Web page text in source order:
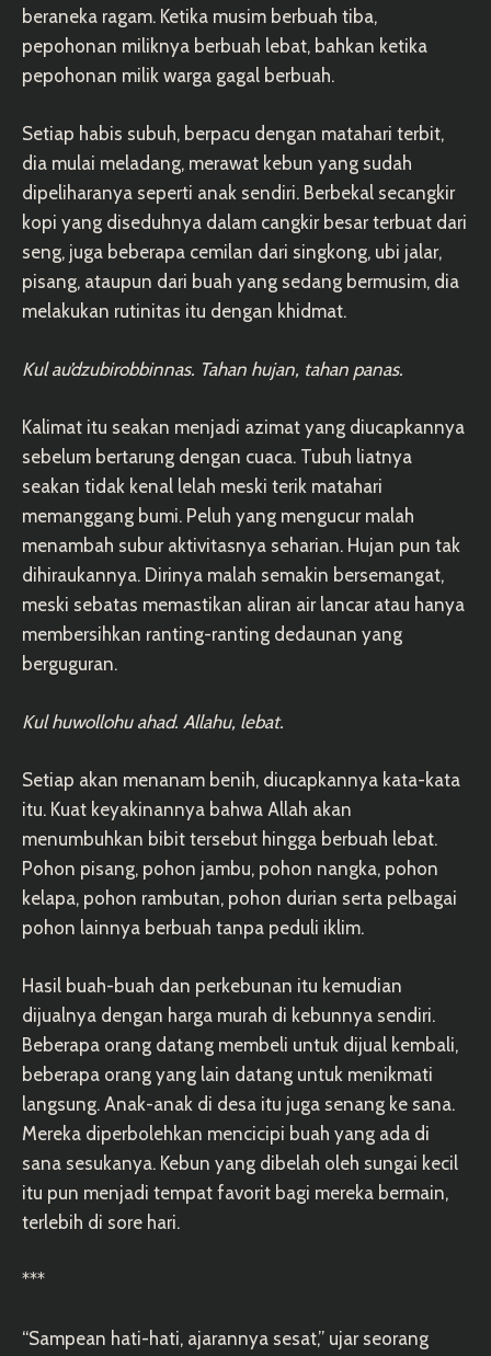
beraneka ragam. Ketika musim berbuah tiba,
pepohonan miliknya berbuah lebat, bahkan ketika
pepohonan milik warga gagal berbuah.
Setiap habis subuh, berpacu dengan matahari terbit,
dia mulai meladang, merawat kebun yang sudah
dipeliharanya seperti anak sendiri. Berbekal secangkir
kopi yang diseduhnya dalam cangkir besar terbuat dari
seng, juga beberapa cemilan dari singkong, ubi jalar,
pisang, ataupun dari buah yang sedang bermusim, dia
melakukan rutinitas itu dengan khidmat.
Kul au’dzubirobbinnas. Tahan hujan, tahan panas.
Kalimat itu seakan menjadi azimat yang diucapkannya
sebelum bertarung dengan cuaca. Tubuh liatnya
seakan tidak kenal lelah meski terik matahari
memanggang bumi. Peluh yang mengucur malah
menambah subur aktivitasnya seharian. Hujan pun tak
dihiraukannya. Dirinya malah semakin bersemangat,
meski sebatas memastikan aliran air lancar atau hanya
membersihkan ranting-ranting dedaunan yang
berguguran.
Kul huwollohu ahad. Allahu, lebat.
Setiap akan menanam benih, diucapkannya kata-kata
itu. Kuat keyakinannya bahwa Allah akan
menumbuhkan bibit tersebut hingga berbuah lebat.
Pohon pisang, pohon jambu, pohon nangka, pohon
kelapa, pohon rambutan, pohon durian serta pelbagai
pohon lainnya berbuah tanpa peduli iklim.
Hasil buah-buah dan perkebunan itu kemudian
dijualnya dengan harga murah di kebunnya sendiri.
Beberapa orang datang membeli untuk dijual kembali,
beberapa orang yang lain datang untuk menikmati
langsung. Anak-anak di desa itu juga senang ke sana.
Mereka diperbolehkan mencicipi buah yang ada di
sana sesukanya. Kebun yang dibelah oleh sungai kecil
itu pun menjadi tempat favorit bagi mereka bermain,
terlebih di sore hari.
***
“Sampean hati-hati, ajarannya sesat,” ujar seorang